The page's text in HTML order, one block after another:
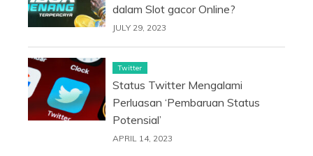
dalam Slot gacor Online?
JULY 29, 2023
Twitter
Status Twitter Mengalami
Perluasan ‘Pembaruan Status
Potensial’
APRIL 14, 2023